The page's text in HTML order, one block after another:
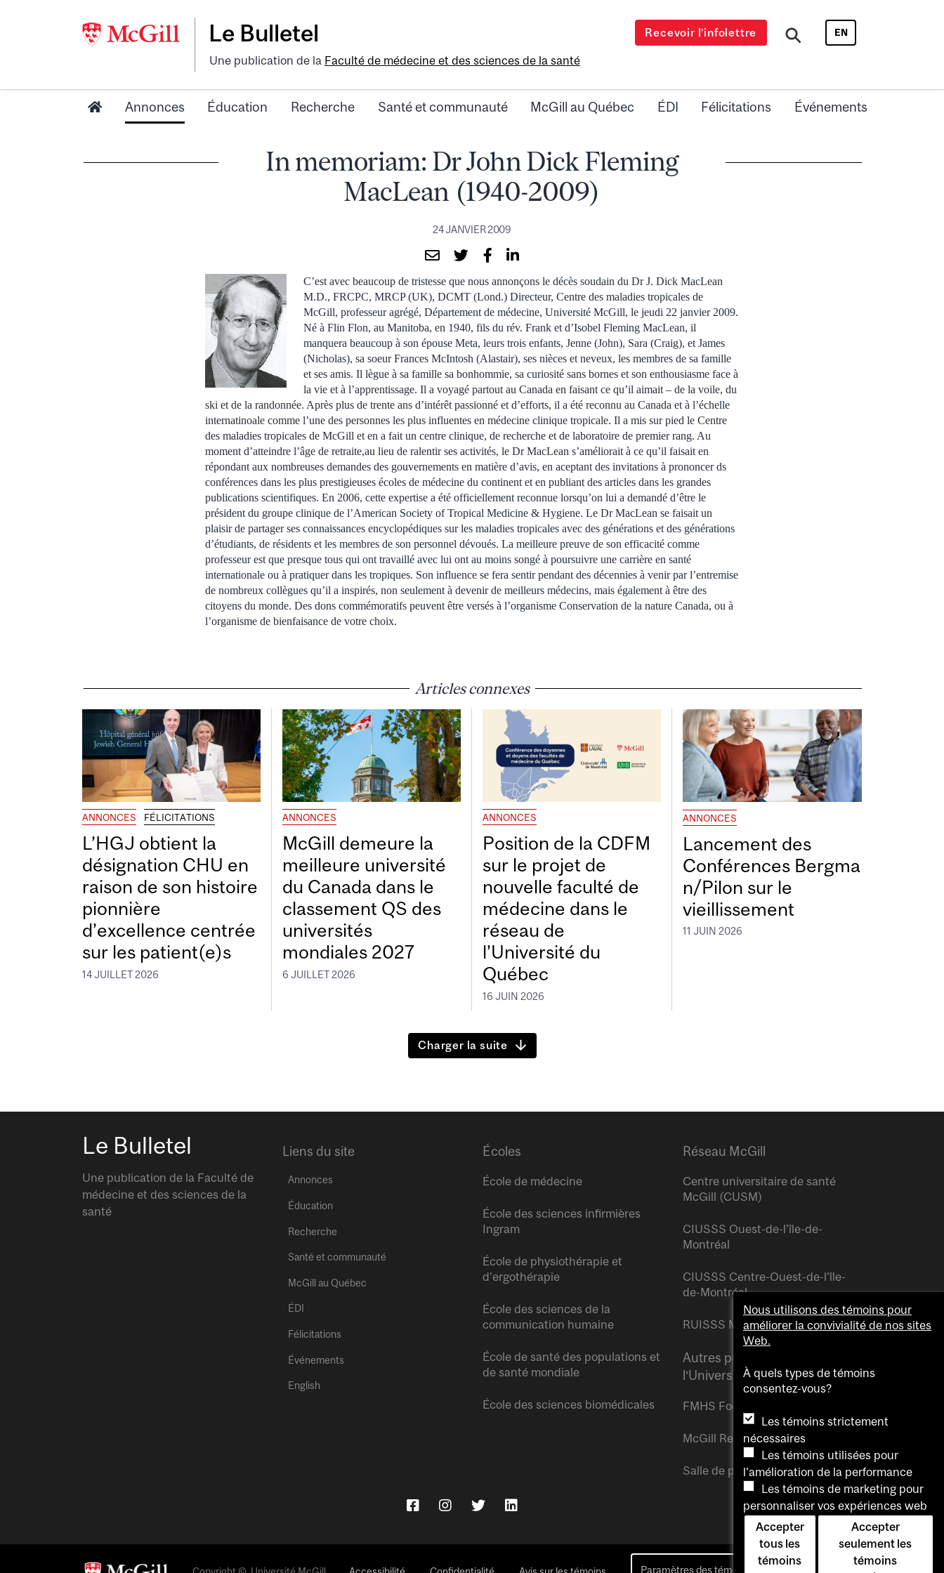
Le Bulletel
Une publication de la Faculté de médecine et des sciences de la santé
Recevoir l’infolettre EN
Annonces Éducation Recherche Santé et communauté McGill au Québec ÉDI Félicitations Événements
In memoriam: Dr John Dick Fleming
MacLean (1940-2009)
24 JANVIER 2009
C’est avec beaucoup de tristesse que nous annonçons le décès soudain du Dr J. Dick MacLean
M.D., FRCPC, MRCP (UK), DCMT (Lond.) Directeur, Centre des maladies tropicales de
McGill, professeur agrégé, Département de médecine, Université McGill, le jeudi 22 janvier 2009.
Né à Flin Flon, au Manitoba, en 1940, fils du rév. Frank et d’Isobel Fleming MacLean, il
manquera beaucoup à son épouse Meta, leurs trois enfants, Jenne (John), Sara (Craig), et James
(Nicholas), sa soeur Frances McIntosh (Alastair), ses nièces et neveux, les membres de sa famille
et ses amis. Il lègue à sa famille sa bonhommie, sa curiosité sans bornes et son enthousiasme face à
la vie et à l’apprentissage. Il a voyagé partout au Canada en faisant ce qu’il aimait – de la voile, du
ski et de la randonnée. Après plus de trente ans d’intérêt passionné et d’efforts, il a été reconnu au Canada et à l’échelle
internatinoale comme l’une des personnes les plus influentes en médecine clinique tropicale. Il a mis sur pied le Centre
des maladies tropicales de McGill et en a fait un centre clinique, de recherche et de laboratoire de premier rang. Au
moment d’atteindre l’âge de retraite,au lieu de ralentir ses activités, le Dr MacLean s’améliorait à ce qu’il faisait en
répondant aux nombreuses demandes des gouvernements en matière d’avis, en aceptant des invitations à prononcer ds
conférences dans les plus prestigieuses écoles de médecine du continent et en publiant des articles dans les grandes
publications scientifiques. En 2006, cette expertise a été officiellement reconnue lorsqu’on lui a demandé d’être le
président du groupe clinique de l’American Society of Tropical Medicine & Hygiene. Le Dr MacLean se faisait un
plaisir de partager ses connaissances encyclopédiques sur les maladies tropicales avec des générations et des générations
d’étudiants, de résidents et les membres de son personnel dévoués. La meilleure preuve de son efficacité comme
professeur est que presque tous qui ont travaillé avec lui ont au moins songé à poursuivre une carrière en santé
internationale ou à pratiquer dans les tropiques. Son influence se fera sentir pendant des décennies à venir par l’entremise
de nombreux collègues qu’il a inspirés, non seulement à devenir de meilleurs médecins, mais également à être des
citoyens du monde. Des dons commémoratifs peuvent être versés à l’organisme Conservation de la nature Canada, ou à
l’organisme de bienfaisance de votre choix.
Articles connexes
ANNONCES FÉLICITATIONS
L’HGJ obtient la
désignation CHU en
raison de son histoire
pionnière
d’excellence centrée
sur les patient(e)s
14 JUILLET 2026
ANNONCES
McGill demeure la
meilleure université
du Canada dans le
classement QS des
universités
mondiales 2027
6 JUILLET 2026
ANNONCES
Position de la CDFM
sur le projet de
nouvelle faculté de
médecine dans le
réseau de
l’Université du
Québec
16 JUIN 2026
ANNONCES
Lancement des
Conférences Bergma
n/Pilon sur le
vieillissement
11 JUIN 2026
Charger la suite
Le Bulletel
Une publication de la Faculté de
médecine et des sciences de la
santé
Liens du site
Annonces
Éducation
Recherche
Santé et communauté
McGill au Québec
ÉDI
Félicitations
Événements
English
Écoles
École de médecine
École des sciences infirmières
Ingram
École de physiothérapie et
d’ergothérapie
École des sciences de la
communication humaine
École de santé des populations et
de santé mondiale
École des sciences biomédicales
Réseau McGill
Centre universitaire de santé
McGill (CUSM)
CIUSSS Ouest-de-l’île-de-
Montréal
CIUSSS Centre-Ouest-de-l’île-
de-Montréal
RUISSS McGill
Autres publications de
l’Université McGill
FMHS Focus
McGill Reporter
Salle de presse McGill
Paramètres des témoins
Nous utilisons des témoins pour
améliorer la convivialité de nos sites
Web.
À quels types de témoins
consentez-vous?
Les témoins strictement
nécessaires
Les témoins utilisées pour
l'amélioration de la performance
Les témoins de marketing pour
personnaliser vos expériences web
Accepter
tous les
témoins
Accepter
seulement les
témoins